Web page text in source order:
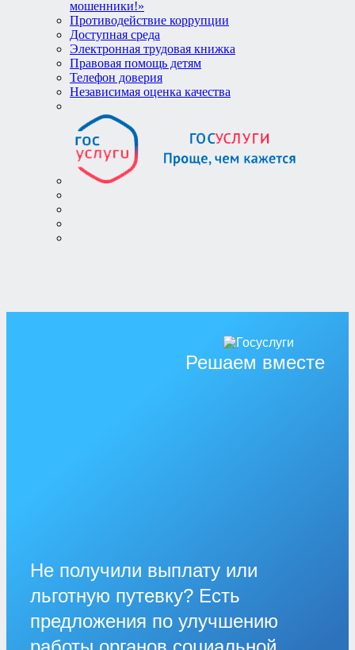
мошенники!»
Противодействие коррупции
Доступная среда
Электронная трудовая книжка
Правовая помощь детям
Телефон доверия
Независимая оценка качества
Решаем вместе
Не получили выплату или
льготную путевку? Есть
предложения по улучшению